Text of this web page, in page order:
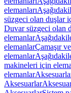
elemanları
süzgeci olan duşlar
Duvar süzgeci olan
elemanlar
elemanlarÇamaşır
elemanlar
makineleri için
elemanlar
Aksesuarlar